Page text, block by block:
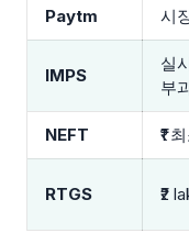
Paytm 시
IMPS
실
부
NEFT ₹1
RTGS ₹2